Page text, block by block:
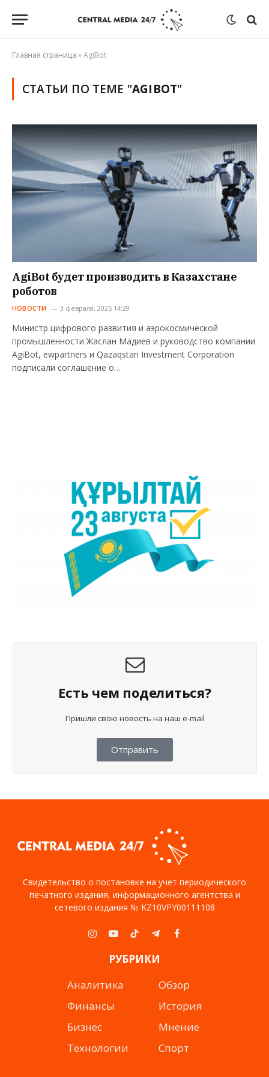
Главная страница »AgiBot
СТАТЬИ ПО ТЕМЕ "AGIBOT"
AgiBot будет производить в Казахстане
роботов
НОВОСТИ 3 февраля, 2025 14:29
Министр цифрового развития и аэрокосмической
промышленности Жаслан Мадиев и руководство компании
AgiBot, ewpartners и Qazaqstan Investment Corporation
подписали соглашение о…
Есть чем поделиться?
Пришли свою новость на наш e-mail
Отправить
Свидетельство о постановке на учет периодического
печатного издания, информационного агентства и
сетевого издания № KZ10VPY00111108
Instagram
YouTubeTikTokTelegramFacebook
РУБРИКИ
Аналитика
Финансы
Бизнес
Технологии
Обзор
История
Мнение
Спорт